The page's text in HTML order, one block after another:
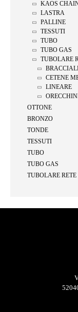
KAOS
LASTRA
PALLINE
TESSUTI
TUBO
TUBO GAS
TUBOLARE
CETENE
LINEARE
OTTONE
BRONZO
TONDE
TESSUTI
TUBO
TUBO GAS
TUBOLARE RETE